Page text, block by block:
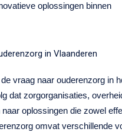
oplossingen binnen
in Vlaanderen
vraag naar ouderenzorg in
dat zorgorganisaties,
oplossingen die zowel
omvat verschillende